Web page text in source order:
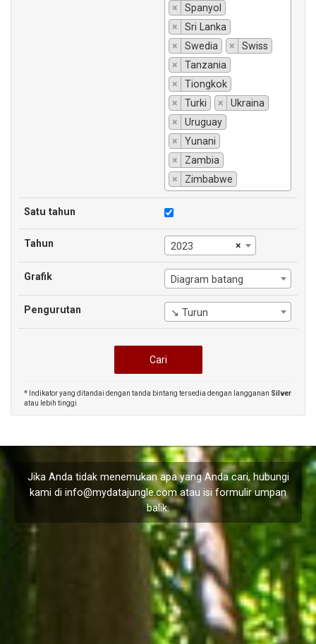
×
Spanyol
×
Sri Lanka
×
Swedia ×
Swiss
×
Tanzania
×
Tiongkok
×
Turki ×
Ukraina
×
Uruguay
×
Yunani
×
Zambia
×
Zimbabwe
Satu tahun
Tahun ×
2023
Grafik Diagram batang
Pengurutan ↘ Turun
* Indikator yang ditandai dengan tanda bintang tersedia dengan langganan Silver
atau lebih tinggi
Jika Anda tidak menemukan apa yang Anda cari, hubungi
kami di info@mydatajungle.comatau isi formulirumpan
balik.